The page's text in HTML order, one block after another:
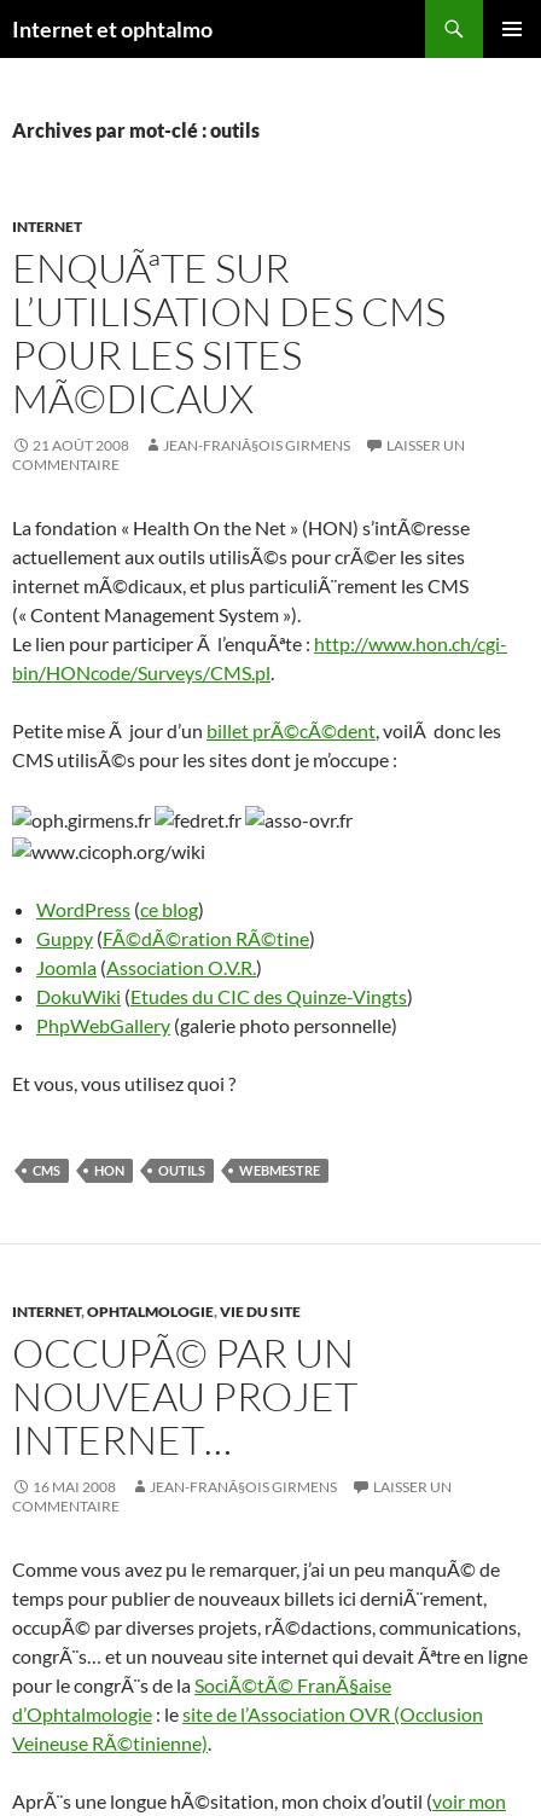
auInternet et ophtalmo
Archives par mot-clé : outils
INTERNET
ENQUÃªTE SUR
L’UTILISATION DES CMS
POUR LES SITES
MÃ©DICAUX
21 AOÛT 2008 JEAN-FRANÃ§OIS GIRMENS
LAISSER UN
COMMENTAIRE
La fondation « Health On the Net » (HON) s’intÃ©resse
actuellement aux outils utilisÃ©s pour crÃ©er les sites
internet mÃ©dicaux, et plus particuliÃ¨rement les CMS
(« Content Management System »).
Le lien pour participer Ã l’enquÃªte : http://www.hon.ch/cgi-
bin/HONcode/Surveys/CMS.pl.
Petite mise Ã jour d’un billet prÃ©cÃ©dent, voilÃ donc les
CMS utilisÃ©s pour les sites dont je m’occupe :
WordPress (ce blog)
Guppy (FÃ©dÃ©ration RÃ©tine)
Joomla (Association O.V.R.)
DokuWiki (Etudes du CIC des Quinze-Vingts)
PhpWebGallery (galerie photo personnelle)
Et vous, vous utilisez quoi ?
CMS HON OUTILS WEBMESTRE
INTERNET,OPHTALMOLOGIE,VIE DU SITE
OCCUPÃ© PAR UN
NOUVEAU PROJET
INTERNET…
16 MAI 2008 JEAN-FRANÃ§OIS GIRMENS
LAISSER UN
COMMENTAIRE
Comme vous avez pu le remarquer, j’ai un peu manquÃ© de
temps pour publier de nouveaux billets ici derniÃ¨rement,
occupÃ© par diverses projets, rÃ©dactions, communications,
congrÃ¨s… et un nouveau site internet qui devait Ãªtre en ligne
pour le congrÃ¨s de laSociÃ©tÃ© FranÃ§aise
d’Ophtalmologie : lesite de l’Association OVR (Occlusion
Veineuse RÃ©tinienne).
AprÃ¨s une longue hÃ©sitation, mon choix d’outil (voir mon